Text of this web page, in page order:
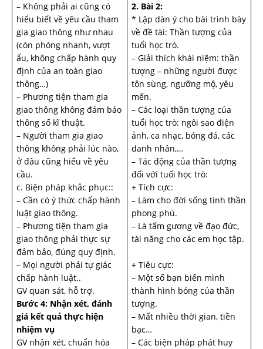
– Không phải ai cũng có
hiểu biết về yêu cầu tham
gia giao thông như nhau
(còn phóng nhanh, vượt
ẩu, không chấp hành quy
định của an toàn giao
thông…)
– Phương tiện tham gia
giao thông không đảm bảo
thông số kĩ thuật.
– Người tham gia giao
thông không phải lúc nào,
ở đâu cũng hiểu về yêu
cầu.
c. Biện pháp khắc phục::
– Cần có ý thức chấp hành
luật giao thông.
– Phương tiện tham gia
giao thông phải thực sự
đảm bảo, đúng quy định.
– Mọi người phải tự giác
chấp hành luật..
GV quan sát, hỗ trợ.
Bước 4: Nhận xét, đánh
giá kết quả thực hiện
nhiệm vụ
GV nhận xét, chuẩn hóa
2. Bài 2:
* Lập dàn ý cho bài trình bày
về đề tài: Thần tượng của
tuổi học trò.
– Giải thích khái niệm: thần
tượng – những người được
tôn sùng, ngưỡng mộ, yêu
mến.
– Các loại thần tượng của
tuổi học trò: ngôi sao điện
ảnh, ca nhạc, bóng đá, các
danh nhân,…
– Tác động của thần tượng
đối với tuổi học trò:
+ Tích cực:
– Làm cho đời sống tinh thần
phong phú.
– Là tấm gương về đạo đức,
tài năng cho các em học tập.
+ Tiêu cực:
– Một số bạn biến mình
thành hình bóng của thần
tượng.
– Mất nhiều thời gian, tiền
bạc…
– Các biện pháp phát huy